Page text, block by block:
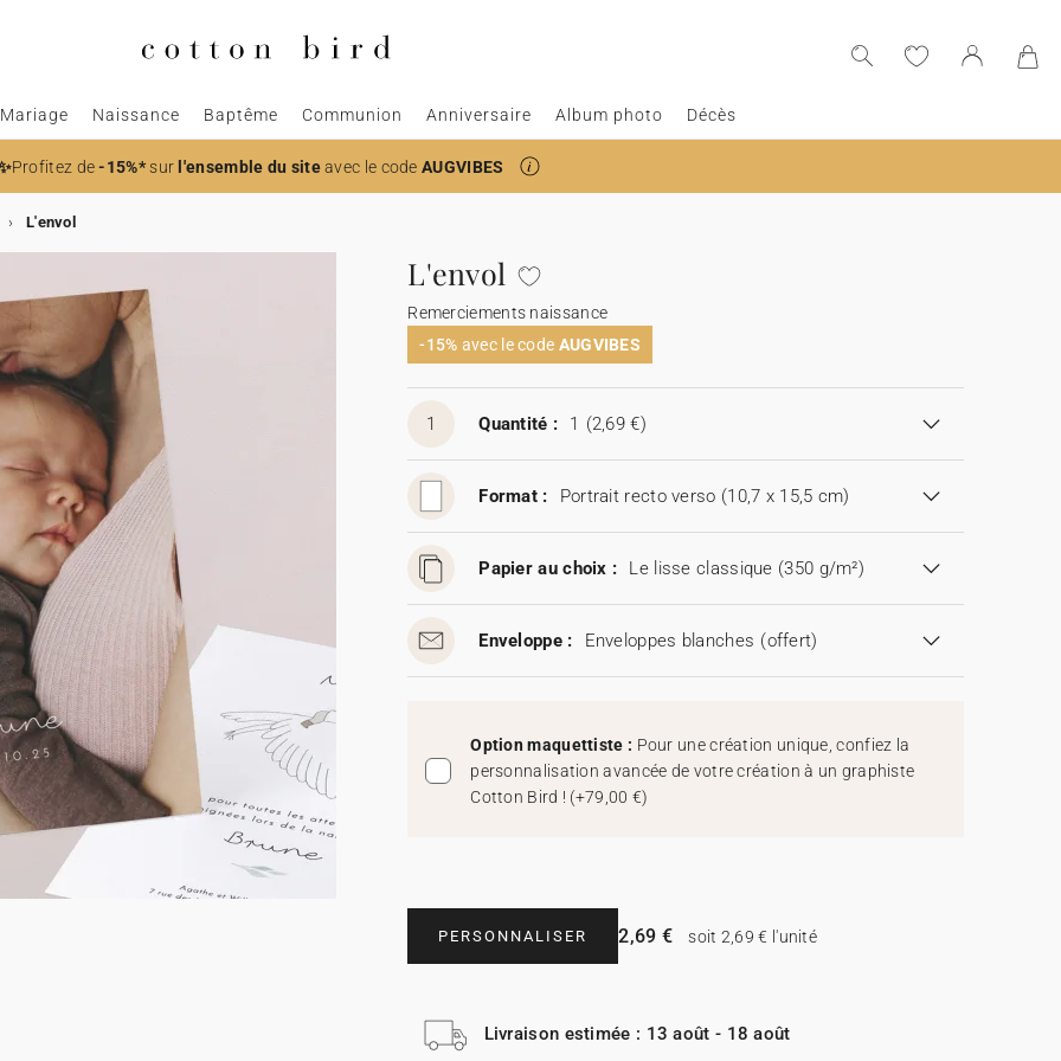
Mariage Naissance Baptême Communion Anniversaire Album photo Décès
Profitez de-15%*surl'ensemble du siteavec le code AUGVIBES
L'envol
L'envol
Remerciements naissance
-15% avec le code AUGVIBES
1 Quantité : 1 (2,69 €)
Format : Portrait recto verso (10,7 x 15,5 cm)
Papier au choix : Le lisse classique (350 g/m²)
Enveloppe : Enveloppes blanches (offert)
Option maquettiste : Pour une création unique, confiez la
personnalisation avancée de votre création à un graphiste
Cotton Bird ! (+79,00 €)
PERSONNALISER 2,69 € soit 2,69 € l'unité
Livraison estimée : 13 août - 18 août